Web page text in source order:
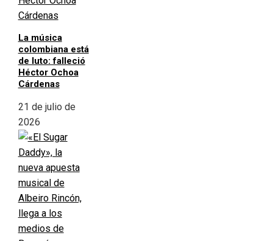
La música
colombiana está
de luto: falleció
Héctor Ochoa
Cárdenas
21 de julio de
2026